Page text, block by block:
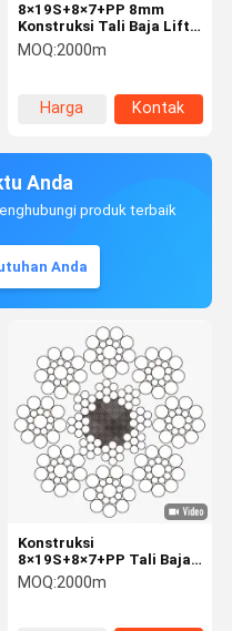
8×19S+8×7+PP 8mm
Konstruksi Tali Baja Lift
dengan Kekuatan Tarik
1570N/mm² untuk Lift
MOQ:2000m
Harga
Kontak
Anda
produk terbaik
Anda
Konstruksi
8×19S+8×7+PP Tali Baja
Lift Diameter Nominal 6
mm dengan Kekuatan
MOQ:2000m